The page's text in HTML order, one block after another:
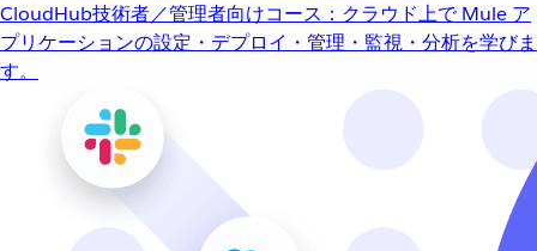
CloudHub技術者／管理者向けコース：クラウド上で Mule ア
プリケーションの設定・デプロイ・管理・監視・分析を学びま
す。